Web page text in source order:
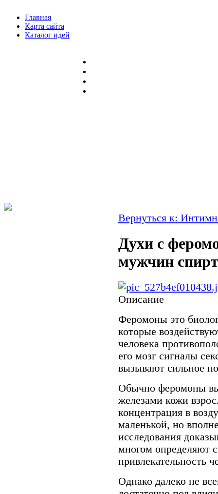
Главная
Карта сайта
Каталог идей
Вернуться к:
Духи с
мужчин
Описание
Феромоны это
которые
человека
его мозг сигналы
вызывают сильное
Обычно феромоны
железами кожи
концентрация в
маленькой, но
исследования
многом определяют
привлекательность
Однако далеко не